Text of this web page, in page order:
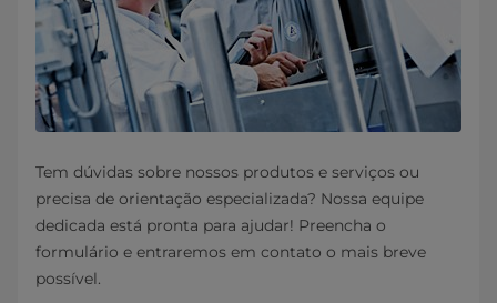
Tem dúvidas sobre nossos produtos e serviços ou
precisa de orientação especializada? Nossa equipe
dedicada está pronta para ajudar! Preencha o
formulário e entraremos em contato o mais breve
possível.